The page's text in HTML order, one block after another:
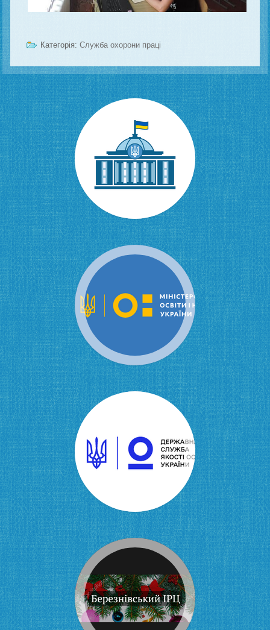
Категорія:Служба охорони праці